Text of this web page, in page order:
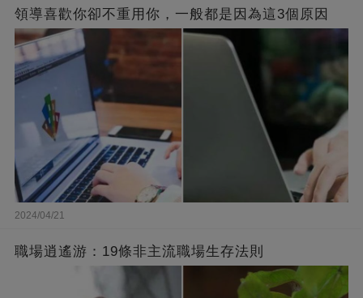
領導喜歡你卻不重用你，一般都是因為這3個原因
2024/04/21
職場逍遙游：19條非主流職場生存法則